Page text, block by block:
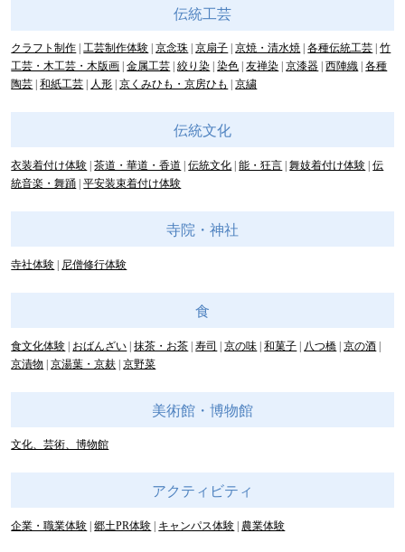
伝統工芸
クラフト制作 工芸制作体験 京念珠 京扇子 京焼・清水焼 各種伝統工芸 竹
工芸・木工芸・木版画 金属工芸 絞り染 染色 友禅染 京漆器 西陣織 各種
陶芸 和紙工芸 人形 京くみひも・京房ひも 京繍
伝統文化
衣装着付け体験 茶道・華道・香道 伝統文化 能・狂言 舞妓着付け体験 伝
統音楽・舞踊 平安装束着付け体験
寺院・神社
寺社体験 尼僧修行体験
食
食文化体験 おばんざい 抹茶・お茶 寿司 京の味 和菓子 八つ橋 京の酒
京漬物
京湯葉・京麸 京野菜
美術館・博物館
文化、芸術、博物館
アクティビティ
企業・職業体験 郷土PR体験 キャンパス体験 農業体験